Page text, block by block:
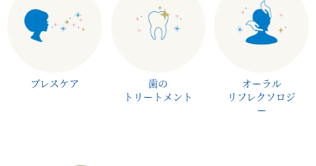
ブレスケア
歯の
トリートメント
オーラル
リフレクソロジ
ー